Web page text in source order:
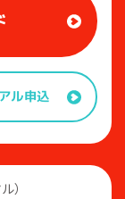
ル申込
）